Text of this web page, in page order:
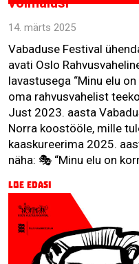
14. märts 2025
Vabaduse Festival
avati Oslo
lavastusega “Minu elu
oma rahvusvahelist
Just 2023. aasta
Norra koostööle, mille
kaaskureerima 2025.
näha: 🎭 “Minu elu on
Loe edasi